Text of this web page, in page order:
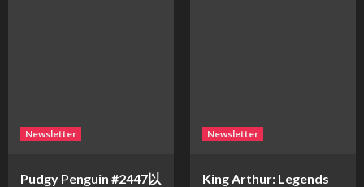
Newsletter
Pudgy Penguin #2447以
Newsletter
King Arthur: Legends